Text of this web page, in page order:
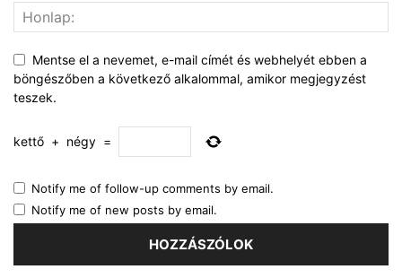
Mentse el a nevemet, e-mail címét és webhelyét ebben a
böngészőben a következő alkalommal, amikor megjegyzést
teszek.
kettő + négy =
Notify me of follow-up comments by email.
Notify me of new posts by email.